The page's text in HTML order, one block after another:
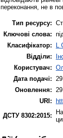
переконання, не в
Тип ресурсу:
Ключові слова:
Класифікатор:
L
Відділи:
Користувач:
Дата подачі:
Оновлення:
URI:
ДСТУ 8302:2015: